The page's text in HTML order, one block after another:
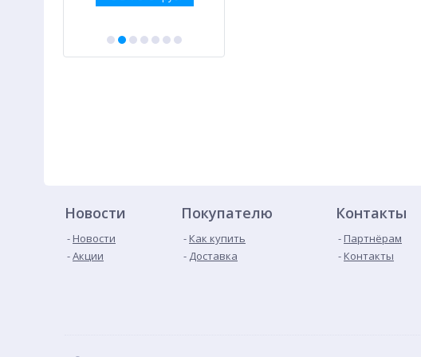
Новости
Новости
Акции
Покупателю
Как купить
Доставка
Контакты
Партнёрам
Контакты